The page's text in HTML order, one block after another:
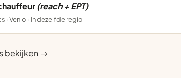
(reach + EPT)
· Venlo · In dezelfde regio
bekijken →